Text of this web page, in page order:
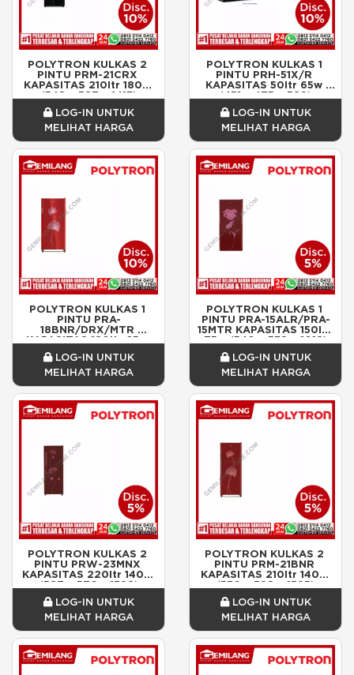
POLYTRON KULKAS 2
PINTU PRM-21CRX
KAPASITAS 210ltr 180w
(548 x 587 x 1413)
LOG-IN UNTUK
MELIHAT HARGA
POLYTRON KULKAS 1
PINTU PRH-51X/R
KAPASITAS 50ltr 65w
(451 x 475 x 529)
LOG-IN UNTUK
MELIHAT HARGA
POLYTRON KULKAS 1
PINTU PRA-
18BNR/DRX/MTR
KAPASITAS 180ltr 65w
(520 x 530 x 124)
LOG-IN UNTUK
MELIHAT HARGA
POLYTRON KULKAS 1
PINTU PRA-15ALR/PRA-
15MTR KAPASITAS 150ltr
75w (540 x 538 x 1018)
LOG-IN UNTUK
MELIHAT HARGA
POLYTRON KULKAS 2
PINTU PRW-23MNX
KAPASITAS 220ltr 140w
(587 x 576 x 1388)
LOG-IN UNTUK
MELIHAT HARGA
POLYTRON KULKAS 2
PINTU PRM-21BNR
KAPASITAS 210ltr 140w
(530 x 528 x 1395)
LOG-IN UNTUK
MELIHAT HARGA